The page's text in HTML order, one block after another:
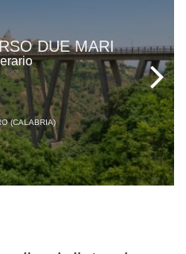
DUE MARI
(CALABRIA)